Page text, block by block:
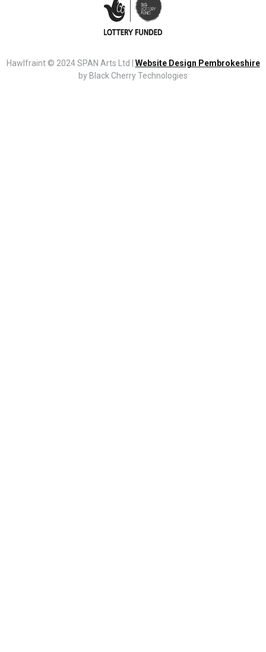
Hawlfraint © 2024 SPAN Arts Ltd | Website Design Pembrokeshire
by Black Cherry Technologies